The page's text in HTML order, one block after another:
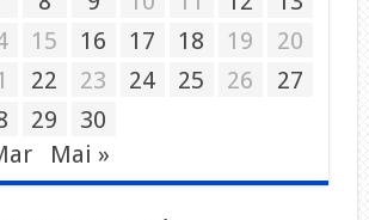
15 16 17 18 19
20
22 23 24 25 26
27
29
30
Mai »